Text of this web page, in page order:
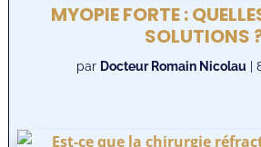
MYOPIE FORTE :
SOLUTIONS
par Docteur Romain Nicolau |